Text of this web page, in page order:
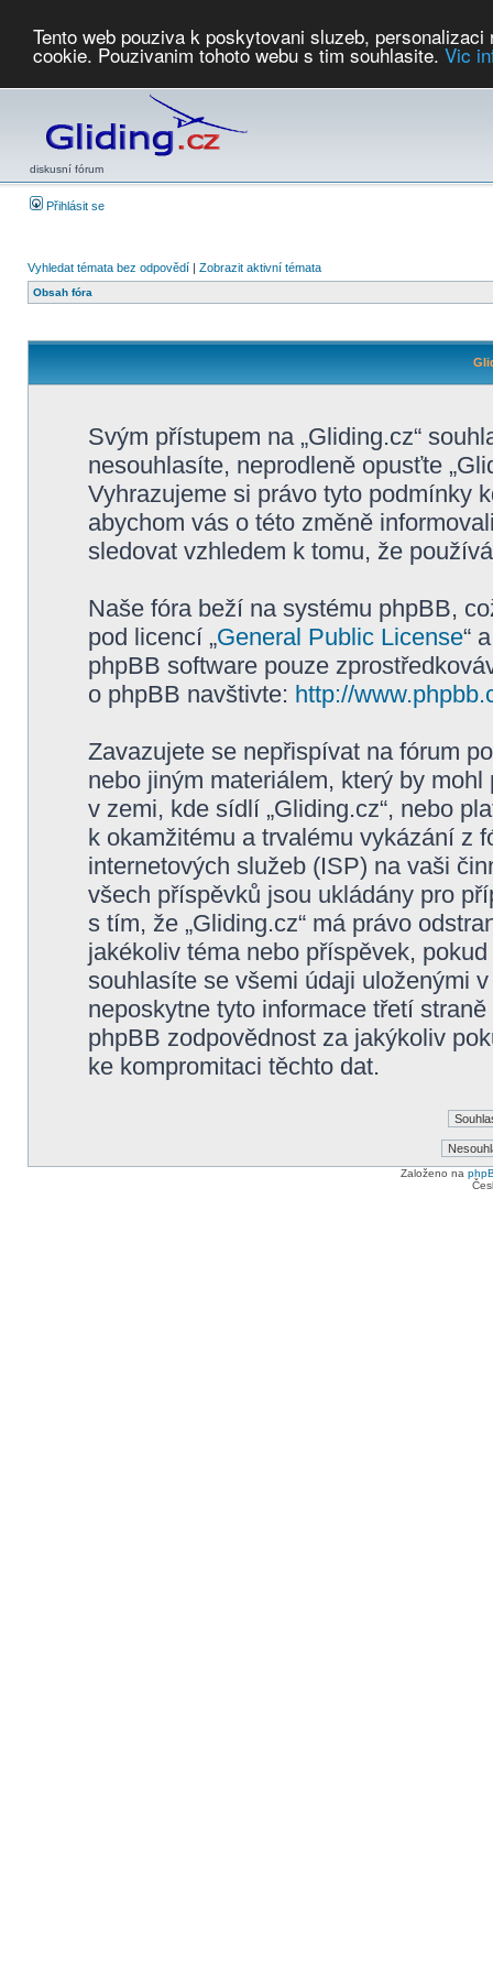
Tento web pouziva k poskytovani sluzeb,
cookie. Pouzivanim tohoto webu s tim souhlasite. Vic
diskusní fórum
Přihlásit se
Vyhledat témata bez odpovědí | Zobrazit aktivní témata
Obsah fóra
Svým přístupem na „Gliding.cz“
nesouhlasíte, neprodleně opusťte
Vyhrazujeme si právo tyto podmínky
abychom vás o této změně
sledovat vzhledem k tomu, že
Naše fóra beží na systému phpBB,
pod licencí „General Public License“
phpBB software pouze
o phpBB navštivte: http://
Zavazujete se nepřispívat na fórum
nebo jiným materiálem, který by
v zemi, kde sídlí „Gliding.cz“, nebo
k okamžitému a trvalému vykázání z
internetových služeb (ISP) na vaši
všech příspěvků jsou ukládány pro
s tím, že „Gliding.cz“ má právo
jakékoliv téma nebo příspěvek,
souhlasíte se všemi údaji uloženými
neposkytne tyto informace třetí
phpBB zodpovědnost za jakýkoliv
ke kompromitaci těchto dat.
Založeno na